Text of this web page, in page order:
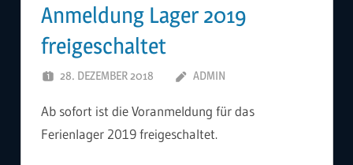
Anmeldung Lager 2019
freigeschaltet
28. DEZEMBER 2018 ADMIN
Ab sofort ist die Voranmeldung für das
Ferienlager 2019 freigeschaltet.